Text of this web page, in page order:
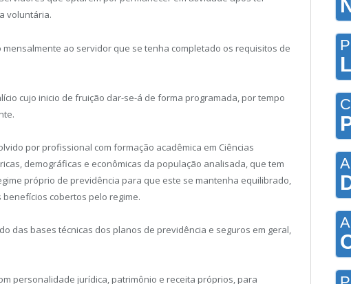
voluntária.
ao servidor que se tenha completado os requisitos de
cujo inicio de fruição dar-se-á de forma programada, por tempo
por profissional com formação acadêmica em Ciências
demográficas e econômicas da população analisada, que tem
próprio de previdência para que este se mantenha equilibrado,
cobertos pelo regime.
das bases técnicas dos planos de previdência e seguros em geral,
personalidade jurídica, patrimônio e receita próprios, para